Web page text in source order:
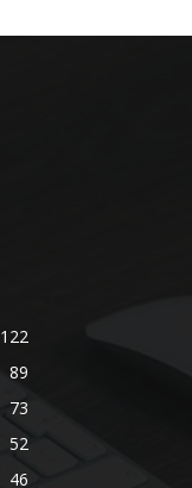
122
89
73
52
46